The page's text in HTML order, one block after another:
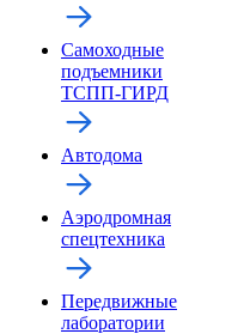
Самоходные
подъемники
ТСПП-ГИРД
Автодома
Аэродромная
спецтехника
Передвижные
лаборатории